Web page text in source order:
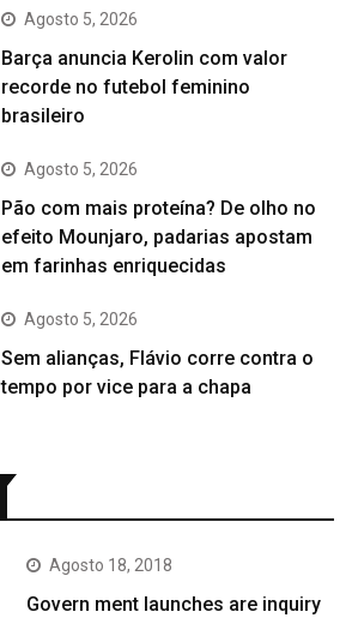
Agosto 5, 2026
Barça anuncia Kerolin com valor
recorde no futebol feminino
brasileiro
Agosto 5, 2026
Pão com mais proteína? De olho no
efeito Mounjaro, padarias apostam
em farinhas enriquecidas
Agosto 5, 2026
Sem alianças, Flávio corre contra o
tempo por vice para a chapa
Agosto 18, 2018
Govern ment launches are inquiry